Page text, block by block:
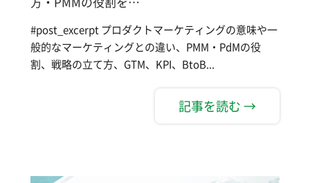
#post_excerpt プロダクトマーケティングの意味や一
般的なマーケティングとの違い、PMM・PdMの役
割、戦略の立て方、GTM、KPI、BtoB...
記事を読む →